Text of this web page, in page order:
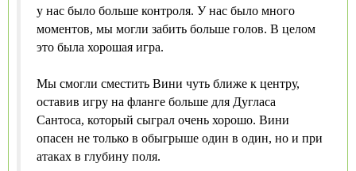
у нас было больше контроля. У нас было много
моментов, мы могли забить больше голов. В целом
это была хорошая игра.
Мы смогли сместить Вини чуть ближе к центру,
оставив игру на фланге больше для Дугласа
Сантоса, который сыграл очень хорошо. Вини
опасен не только в обыгрыше один в один, но и при
атаках в глубину поля.